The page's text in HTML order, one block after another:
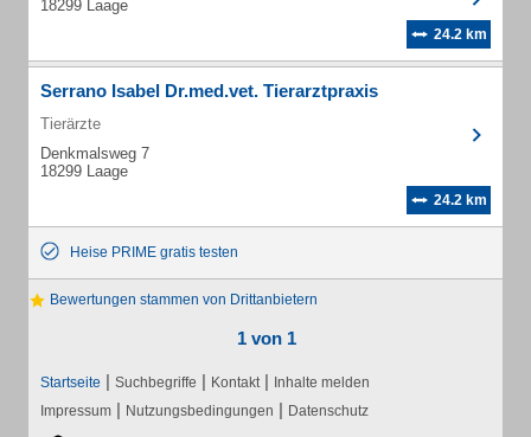
18299 Laage
24.2 km
Serrano Isabel Dr.med.vet. Tierarztpraxis
Tierärzte
Denkmalsweg 7
18299 Laage
24.2 km
Heise PRIME gratis testen
Bewertungen stammen von Drittanbietern
1 von 1
Startseite | Suchbegriffe | Kontakt | Inhalte melden
Impressum | Nutzungsbedingungen | Datenschutz